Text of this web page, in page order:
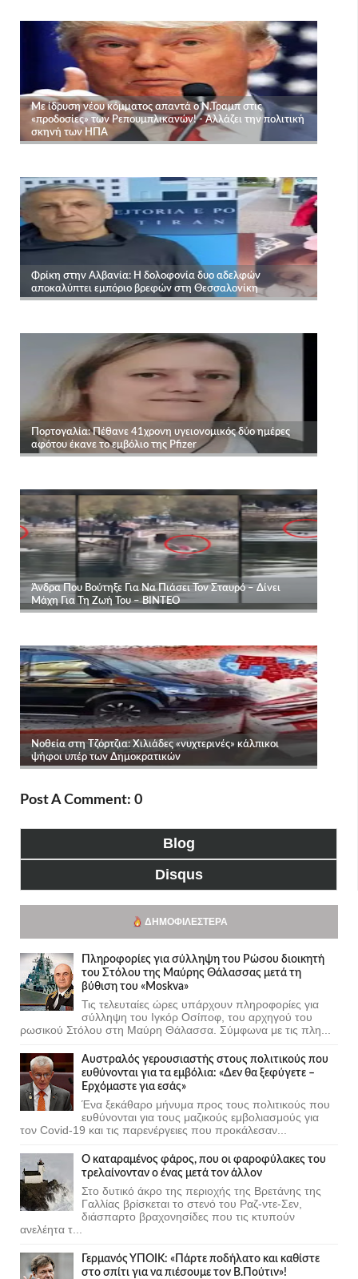
Post A Comment: 0
Blog
Disqus
ΔΗΜΟΦΙΛΈΣΤΕΡΑ
Πληροφορίες για σύλληψη του Ρώσου διοικητή
του Στόλου της Mαύρης Θάλασσας μετά τη
βύθιση του «Moskva»
Τις τελευταίες ώρες υπάρχουν πληροφορίες για
σύλληψη του Ιγκόρ Οσίποφ, του αρχηγού του
ρωσικού Στόλου στη Μαύρη Θάλασσα. Σύμφωνα με τις πλη...
Αυστραλός γερουσιαστής στους πολιτικούς που
ευθύνονται για τα εμβόλια: «Δεν θα ξεφύγετε –
Ερχόμαστε για εσάς»
Ένα ξεκάθαρο μήνυμα προς τους πολιτικούς που
ευθύνονται για τους μαζικούς εμβολιασμούς για
τον Covid-19 και τις παρενέργειες που προκάλεσαν...
Ο καταραμένος φάρος, που οι φαροφύλακες του
τρελαίνονταν ο ένας μετά τον άλλον
Στο δυτικό άκρο της περιοχής της Βρετάνης της
Γαλλίας βρίσκεται το στενό του Ραζ-ντε-Σεν,
διάσπαρτο βραχονησίδες που τις κτυπούν
ανελέητα τ...
Γερμανός ΥΠΟΙΚ: «Πάρτε ποδήλατο και καθίστε
στο σπίτι για να πιέσουμε τον Β.Πούτιν»!